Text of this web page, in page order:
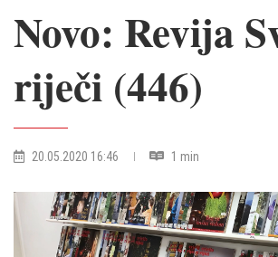
Novo: Revija
riječi (446)
20.05.2020 16:46 1 min